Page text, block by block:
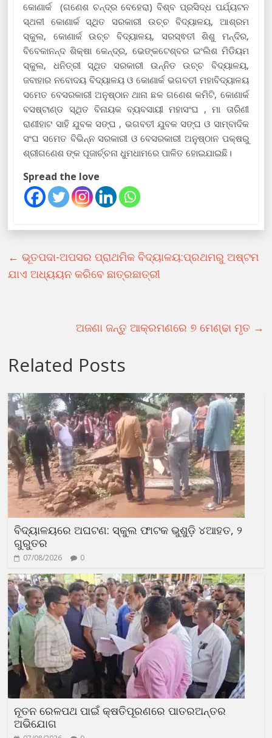
କୋଣାର୍କ (ଗଣେଶ ଚନ୍ଦ୍ର ବେହେରା) ବିଶ୍ବ ପ୍ରସିଦ୍ଧ ପର୍ଯ୍ୟଟନ
ସ୍ଥଳୀ କୋଣାର୍କ ସ୍ଥିତ ସରକାରୀ ଉଚ୍ଚ ବିଦ୍ୟାଳୟ, ଆଶ୍ରମ
ସ୍କୁଲ, କୋଣାର୍କ ଉଚ୍ଚ ବିଦ୍ୟାଳୟ, ସରସ୍ଵତୀ ଶିଶୁ ମନ୍ଦିର,
ବିବେକାନନ୍ଦ ଶିକ୍ଷା କେନ୍ଦ୍ର, ଭେଙ୍କଟେଶ୍ବର ଇଂଲିଶ ମିଡିୟମ
ସ୍କୁଲ, ଧନିତ୍ରୀ ସ୍ଥିତ ସରକାରୀ ଉନ୍ନିତ ଉଚ୍ଚ ବିଦ୍ୟାଳୟ,
ଜବାହାର ନବୋଦୟ ବିଦ୍ୟାଳୟ ଓ କୋଣାର୍କ ଭଗବତୀ ମହାବିଦ୍ୟାଳୟ
ସମେତ ବେସରକାରୀ ଅନୁଷ୍ଠାନ ଥାନା ଛକ ଗଣେଶ କମିଟି, କୋଣାର୍କ
ବସଷ୍ଟାଣ୍ଡ ସ୍ଥିତ ବିନାୟକ ବ୍ୟବସାୟୀ ମହାସଂଘ , ମା ତାରିଣୀ
ରାଣୀହାଟ ସାହି ଯୁବକ ସଙ୍ଘ , ଭଗବତୀ ଯୁବକ ସଙ୍ଘ ଓ ସାମ୍ବାଦିକ
ସଂଘ ସମେତ ବିଭିନ୍ନ ସରକାରୀ ଓ ବେସରକାରୀ ଅନୁଷ୍ଠାନ ପକ୍ଷରୁ
ଶ୍ରୀଗଣେଶ ଙ୍କ ପୂଜାର୍ଚ୍ଚନା ଧୁମଧାମରେ ପାଳିତ ହୋଇଯାଇଛି।
Spread the love
← ଭୂତପଦା-ଅପସର ପ୍ରାଥମିକ ବିଦ୍ୟାଳୟ:ପ୍ରଥମରୁ ଅଷ୍ଟମ
ଯାଏ ଅଧ୍ୟୟନ କରିବେ ଛାତ୍ରଛାତ୍ରୀ
ଅଜଣା ଜନ୍ତୁ ଆକ୍ରମଣରେ ୭ ମେଣ୍ଢା ମୃତ →
Related Posts
ବିଦ୍ୟାଳୟରେ ଅଘଟଣ: ସ୍କୁଲ ଫାଟକ ଭୁଶୁଡ଼ି ୪ଆହତ, ୨
ଗୁରୁତର
07/08/2026 0
ନୂତନ ରେଳପଥ ପାଇଁ କ୍ଷତିପୂରଣରେ ପାତରଅନ୍ତର
ଅଭିଯୋଗ